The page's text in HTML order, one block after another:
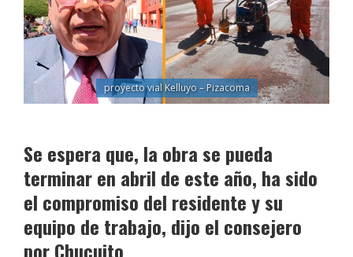
proyecto vial Kelluyo – Pizacoma
Se espera que, la obra se pueda
terminar en abril de este año, ha sido
el compromiso del residente y su
equipo de trabajo, dijo el consejero
por Chucuito